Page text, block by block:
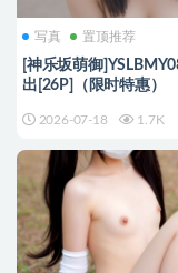
写真 置顶推荐
[神乐坂萌御
出[26P]（限时特惠）
2026-07-18 1.7K